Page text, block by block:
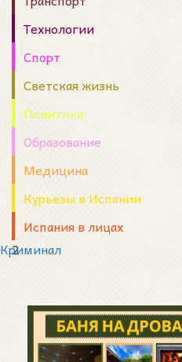
Технологии
Спорт
Светская жизнь
Политика
Образование
Медицина
Курьезы в Испании
Испания в лицах
Криминал
2